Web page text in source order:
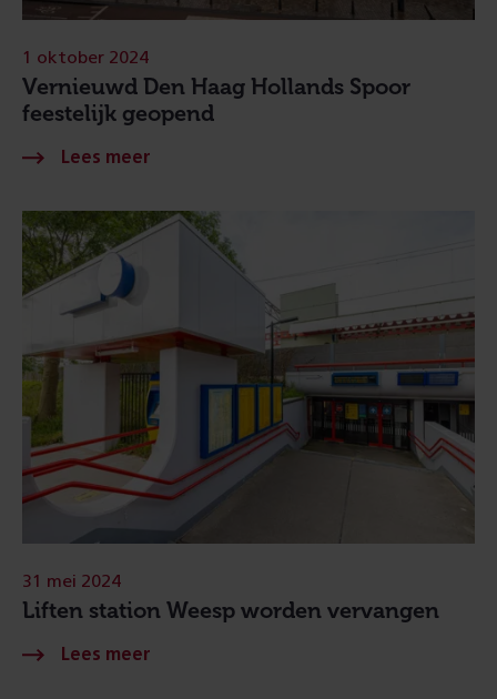
Vernieuwd Den Haag Hollands Spoor
feestelijk geopend
1 oktober 2024
Liften station Weesp worden vervangen
31 mei 2024